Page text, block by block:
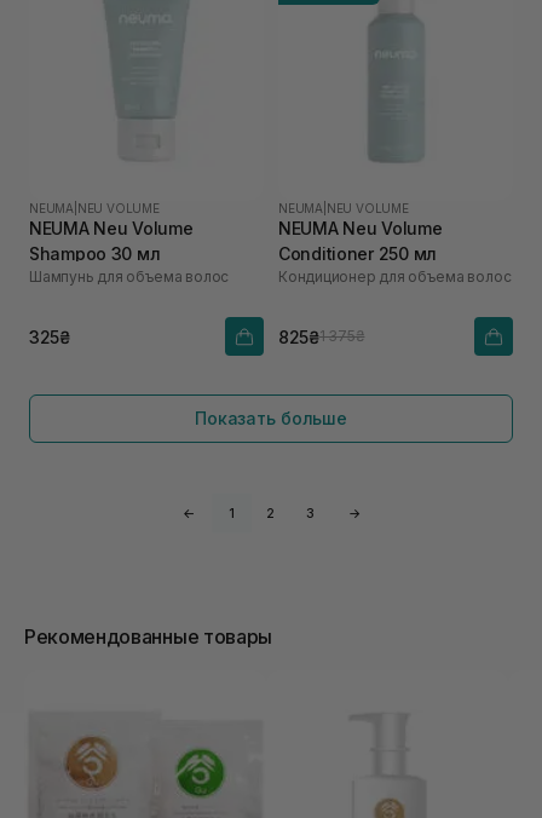
NEUMA NEU VOLUME
NEUMA Neu Volume
Shampoo 30 мл
Шампунь для объема волос
325₴
NEUMA NEU VOLUME
NEUMA Neu Volume
Conditioner 250 мл
Кондиционер для объема волос
825₴1 375₴
Показать больше
← 1 2 3 →
Рекомендованные товары